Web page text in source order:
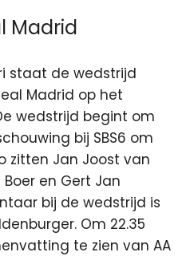
Madrid
staat de wedstrijd
Madrid op het
wedstrijd begint om
bij SBS6 om
zitten Jan Joost van
en Gert Jan
bij de wedstrijd is
Om 22.35
te zien van AA